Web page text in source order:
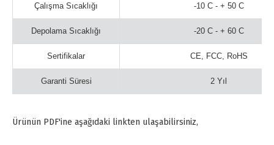
Çalışma Sıcaklığı -10 C - + 50 C
Depolama Sıcaklığı -20 C - + 60 C
Sertifikalar CE, FCC, RoHS
Garanti Süresi 2 Yıl
Ürünün PDF'ine aşağıdaki linkten ulaşabilirsiniz,